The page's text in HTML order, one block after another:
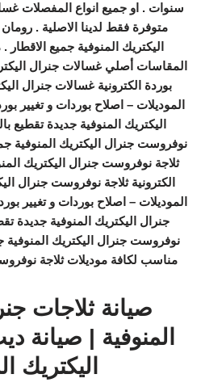
سنوات . او جميع انواع المفصلات
متوفرة فقط لدينا الاصلية .
اليكتريك المنوفية جميع
المقاسات أصلي غسالات جنرال
بوردة الكترونية غسالات جنرال
الموديلات – اصلاح بوردات و تغيير
اليكتريك المنوفية جديدة تقطيع
نوفروست جنرال اليكتريك المنوفية
ثلاجة نوفروست جنرال اليكتريك
الكترونية ثلاجة نوفروست جنرال
الموديلات – اصلاح بوردات و تغيير
جنرال اليكتريك المنوفية جديدة
نوفروست جنرال اليكتريك المنوفية
مناسب لكافة موديلات ثلاجة
صيانة ثلاجات
المنوفية | صيانة
اليكتريك